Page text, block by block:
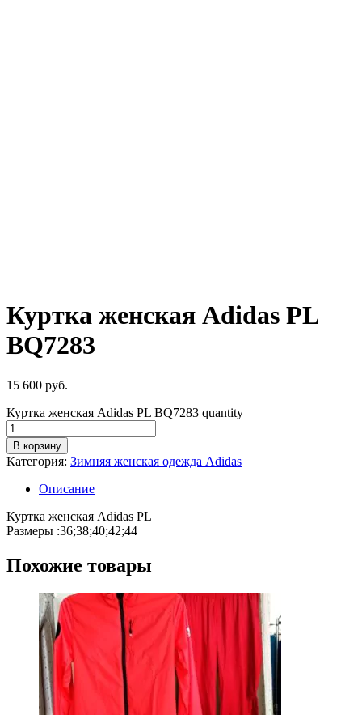
Куртка женская Adidas PL
BQ7283
15 600 руб.
Куртка женская Adidas PL BQ7283 quantity
В корзину
Категория: Зимняя женская одежда Adidas
Описание
Куртка женская Adidas PL
Размеры :36;38;40;42;44
Похожие товары